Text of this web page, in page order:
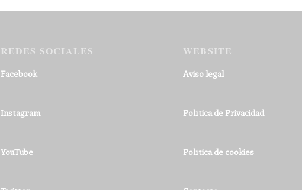
REDES SOCIALES
Facebook
Instagram
YouTube
WEBSITE
Aviso legal
Política de Privacidad
Política de cookies